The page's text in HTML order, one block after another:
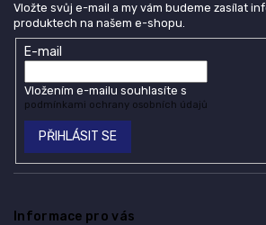
Vložte svůj e-mail a my vám budeme zasílat
produktech na našem e-shopu.
E-mail
Vložením e-mailu souhlasíte s
podmínkami ochrany osobních údajů
PŘIHLÁSIT SE
Informace pro vás